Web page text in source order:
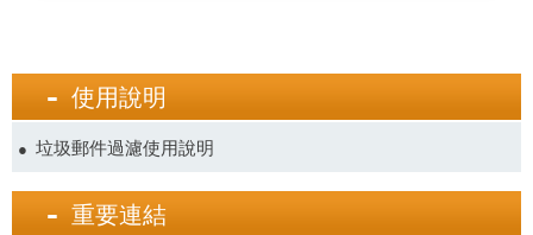
使用說明
垃圾郵件過濾使用說明
重要連結